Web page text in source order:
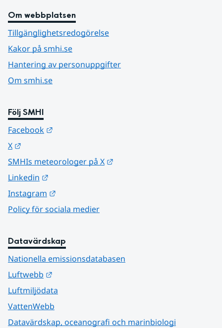
Om webbplatsen
Tillgänglighetsredogörelse
Kakor på smhi.se
Hantering av personuppgifter
Om smhi.se
Följ SMHI
Facebook
X
SMHIs meteorologer på X
Linkedin
Instagram
Policy för sociala medier
Datavärdskap
Nationella emissionsdatabasen
Luftwebb
Luftmiljödata
VattenWebb
Datavärdskap, oceanografi och marinbiologi